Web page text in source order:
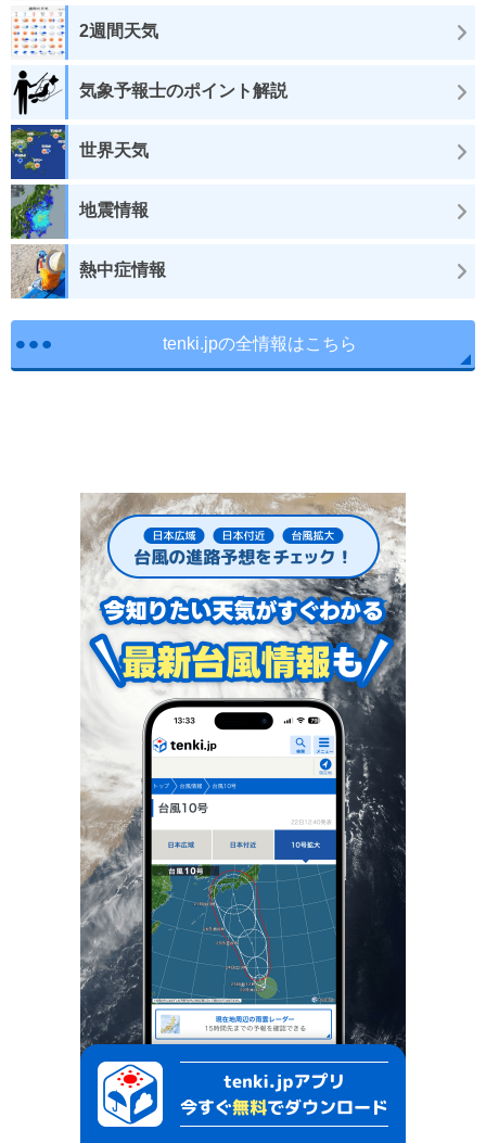
2週間天気
気象予報士のポイント解説
世界天気
地震情報
熱中症情報
tenki.jpの全情報はこちら